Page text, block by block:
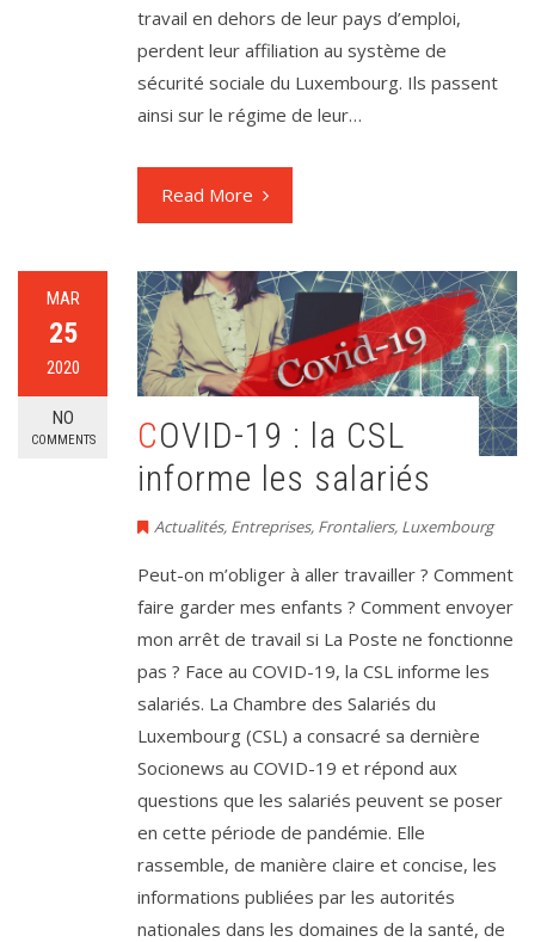
travail en dehors de leur pays d’emploi,
perdent leur affiliation au système de
sécurité sociale du Luxembourg. Ils passent
ainsi sur le régime de leur…
Read More
MAR
25
2020
NO
COMMENTS
COVID-19 : la CSL
informe les salariés
Actualités, Entreprises, Frontaliers, Luxembourg
Peut-on m’obliger à aller travailler ? Comment
faire garder mes enfants ? Comment envoyer
mon arrêt de travail si La Poste ne fonctionne
pas ? Face au COVID-19, la CSL informe les
salariés. La Chambre des Salariés du
Luxembourg (CSL) a consacré sa dernière
Socionews au COVID-19 et répond aux
questions que les salariés peuvent se poser
en cette période de pandémie. Elle
rassemble, de manière claire et concise, les
informations publiées par les autorités
nationales dans les domaines de la santé, de